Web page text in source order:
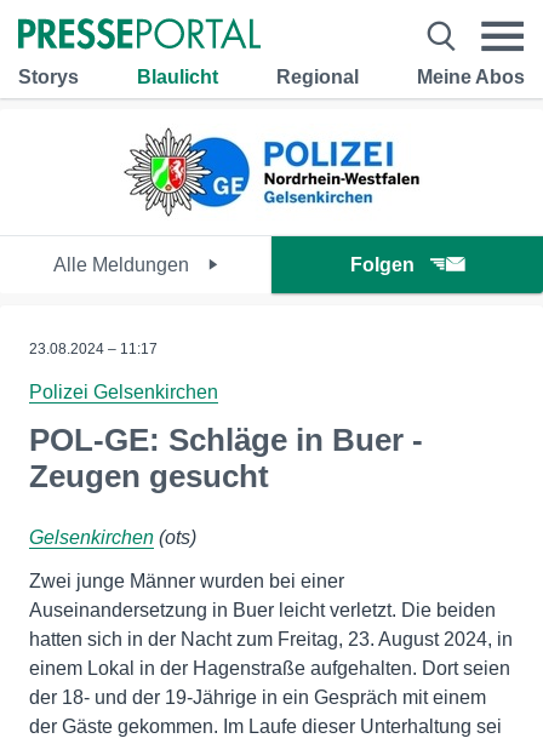
Storys Blaulicht Regional Meine Abos
Alle Meldungen Folgen
23.08.2024 – 11:17
Polizei Gelsenkirchen
POL-GE: Schläge in Buer -
Zeugen gesucht
Gelsenkirchen (ots)
Zwei junge Männer wurden bei einer
Auseinandersetzung in Buer leicht verletzt. Die beiden
hatten sich in der Nacht zum Freitag, 23. August 2024, in
einem Lokal in der Hagenstraße aufgehalten. Dort seien
der 18- und der 19-Jährige in ein Gespräch mit einem
der Gäste gekommen. Im Laufe dieser Unterhaltung sei